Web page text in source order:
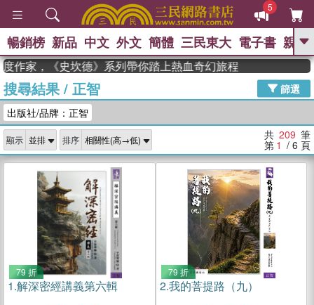
5
GO
The Odyssey 、
父親節 、 如果歷史是一群喵 、 暑期
念華 、 台灣的李登輝時代 、 數學女
孩：黎曼猜想
偉大的迷走神經
暢銷榜 新品 中文 外文 簡體 三民東大 電子書 親子
《史坎德》系列帶你踏上熱血奇幻旅程
搜尋結果/ 正智
篩選
出版社/品牌：正智
顯示 排序 共 209 筆
第 1 / 6 頁
79 折
1.解深密經講義第六輯
79 折
2.我的菩提路（九）